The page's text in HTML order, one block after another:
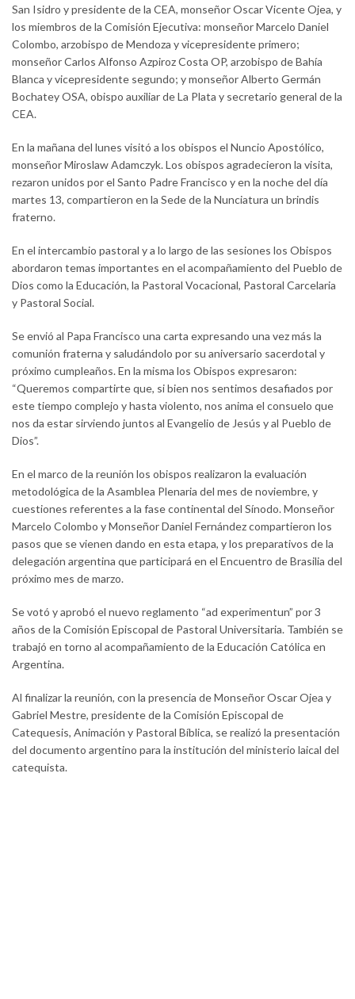
San Isidro y presidente de la CEA, monseñor Oscar Vicente Ojea, y
los miembros de la Comisión Ejecutiva: monseñor Marcelo Daniel
Colombo, arzobispo de Mendoza y vicepresidente primero;
monseñor Carlos Alfonso Azpiroz Costa OP, arzobispo de Bahía
Blanca y vicepresidente segundo; y monseñor Alberto Germán
Bochatey OSA, obispo auxiliar de La Plata y secretario general de la
CEA.
En la mañana del lunes visitó a los obispos el Nuncio Apostólico,
monseñor Miroslaw Adamczyk. Los obispos agradecieron la visita,
rezaron unidos por el Santo Padre Francisco y en la noche del día
martes 13, compartieron en la Sede de la Nunciatura un brindis
fraterno.
En el intercambio pastoral y a lo largo de las sesiones los Obispos
abordaron temas importantes en el acompañamiento del Pueblo de
Dios como la Educación, la Pastoral Vocacional, Pastoral Carcelaria
y Pastoral Social.
Se envió al Papa Francisco una carta expresando una vez más la
comunión fraterna y saludándolo por su aniversario sacerdotal y
próximo cumpleaños. En la misma los Obispos expresaron:
“Queremos compartirte que, si bien nos sentimos desafiados por
este tiempo complejo y hasta violento, nos anima el consuelo que
nos da estar sirviendo juntos al Evangelio de Jesús y al Pueblo de
Dios”.
En el marco de la reunión los obispos realizaron la evaluación
metodológica de la Asamblea Plenaria del mes de noviembre, y
cuestiones referentes a la fase continental del Sínodo. Monseñor
Marcelo Colombo y Monseñor Daniel Fernández compartieron los
pasos que se vienen dando en esta etapa, y los preparativos de la
delegación argentina que participará en el Encuentro de Brasilia del
próximo mes de marzo.
Se votó y aprobó el nuevo reglamento “ad experimentun” por 3
años de la Comisión Episcopal de Pastoral Universitaria. También se
trabajó en torno al acompañamiento de la Educación Católica en
Argentina.
Al finalizar la reunión, con la presencia de Monseñor Oscar Ojea y
Gabriel Mestre, presidente de la Comisión Episcopal de
Catequesis, Animación y Pastoral Bíblica, se realizó la presentación
del documento argentino para la institución del ministerio laical del
catequista.